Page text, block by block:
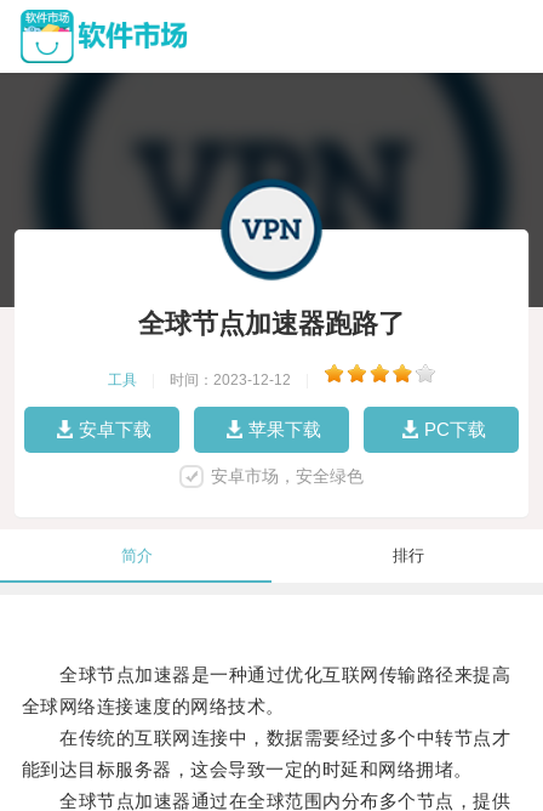
全球节点加速器跑路了
工具 时间：2023-12-12
安卓下载 苹果下载 PC下载
安卓市场，安全绿色
简介 排行
全球节点加速器是一种通过优化互联网传输路径来提高
全球网络连接速度的网络技术。
在传统的互联网连接中，数据需要经过多个中转节点才
能到达目标服务器，这会导致一定的时延和网络拥堵。
全球节点加速器通过在全球范围内分布多个节点，提供